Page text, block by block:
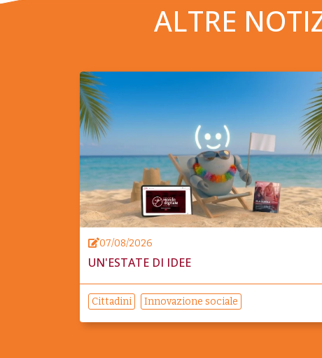
ALTRE
07/08/2026
UN'ESTATE DI IDEE
Cittadini Innovazione sociale